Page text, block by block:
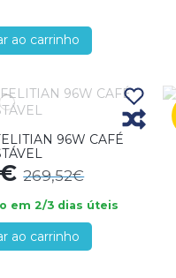
ao carrinho
96W CAFÉ
269,52€
em 2/3 dias úteis
ao carrinho